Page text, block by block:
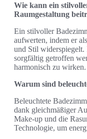
Wie kann ein
Raumgestaltung
Ein stilvoller
aufwerten, indem er
und Stil widerspiegelt.
sorgfältig getroffen
harmonisch zu wirken.
Warum sind
Beleuchtete
dank gleichmäßiger
Make-up und die
Technologie, um